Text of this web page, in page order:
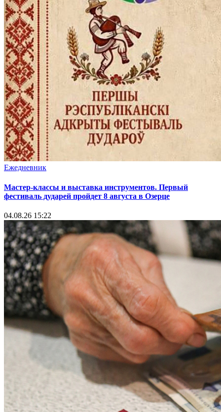
Ежедневник
Мастер-классы и выставка инструментов. Первый
фестиваль дударей пройдет 8 августа в Озерце
04.08.26 15:22